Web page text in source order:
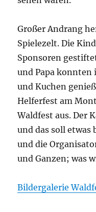
Großer Andrang
Spielezelt. Die
Sponsoren
und Papa konnten
und Kuchen
Helferfest am
Waldfest aus. Der
und das soll etwas
und die
und Ganzen; was
Bildergalerie